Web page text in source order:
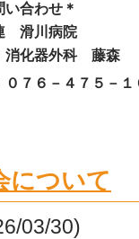
い合わせ＊
滑川病院
消化器外科 藤森
０７６－４７５－１
について
03/30)